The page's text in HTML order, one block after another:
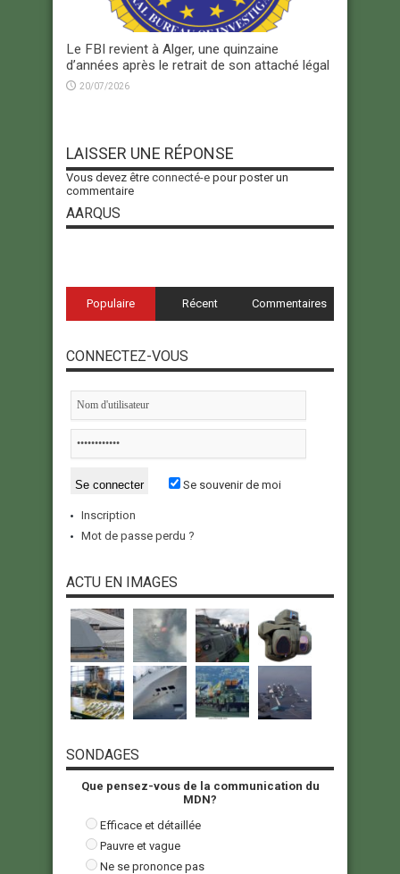
Le FBI revient à Alger, une quinzaine
d’années après le retrait de son attaché légal
20/07/2026
LAISSER UNE RÉPONSE
Vous devez être connecté-e pour poster un
commentaire
AARQUS
Populaire Récent Commentaires
CONNECTEZ-VOUS
Se souvenir de moi
Inscription
Mot de passe perdu ?
ACTU EN IMAGES
SONDAGES
Que pensez-vous de la communication du
MDN?
Efficace et détaillée
Pauvre et vague
Ne se prononce pas